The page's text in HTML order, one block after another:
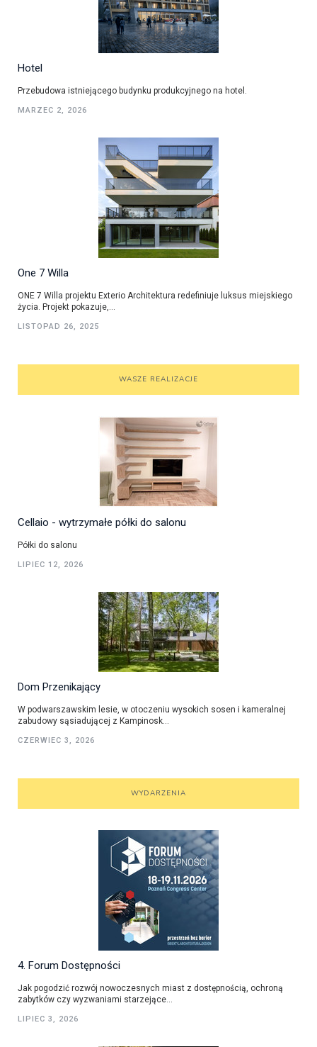
Hotel
Przebudowa istniejącego budynku produkcyjnego na hotel.
MARZEC 2, 2026
One 7 Willa
ONE 7 Willa projektu Exterio Architektura redefiniuje luksus miejskiego
życia. Projekt pokazuje,...
LISTOPAD 26, 2025
WASZE REALIZACJE
Cellaio - wytrzymałe półki do salonu
Półki do salonu
LIPIEC 12, 2026
Dom Przenikający
W podwarszawskim lesie, w otoczeniu wysokich sosen i kameralnej
zabudowy sąsiadującej z Kampinosk...
CZERWIEC 3, 2026
WYDARZENIA
4. Forum Dostępności
Jak pogodzić rozwój nowoczesnych miast z dostępnością, ochroną
zabytków czy wyzwaniami starzejące...
LIPIEC 3, 2026